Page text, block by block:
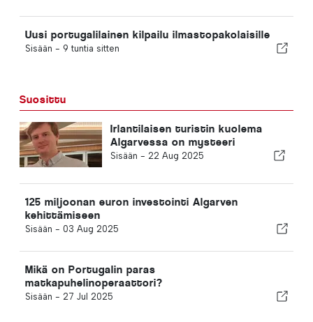
Uusi portugalilainen kilpailu ilmastopakolaisille
Sisään - 9 tuntia sitten
Suosittu
Irlantilaisen turistin kuolema
Algarvessa on mysteeri
Sisään - 22 Aug 2025
125 miljoonan euron investointi Algarven
kehittämiseen
Sisään - 03 Aug 2025
Mikä on Portugalin paras
matkapuhelinoperaattori?
Sisään - 27 Jul 2025